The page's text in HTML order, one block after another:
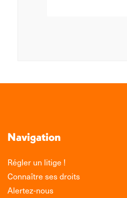
Navigation
Régler un litige !
Connaître ses droits
Alertez-nous